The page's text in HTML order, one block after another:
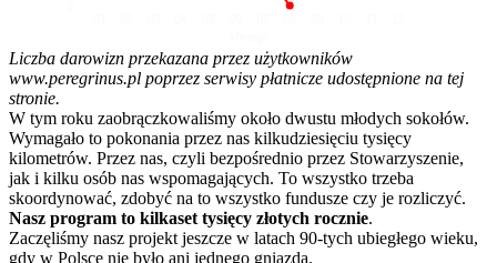
Liczba darowizn przekazana przez użytkowników
www.peregrinus.pl poprzez serwisy płatnicze udostępnione na tej
stronie.
W tym roku zaobrączkowaliśmy około dwustu młodych sokołów.
Wymagało to pokonania przez nas kilkudziesięciu tysięcy
kilometrów. Przez nas, czyli bezpośrednio przez Stowarzyszenie,
jak i kilku osób nas wspomagających. To wszystko trzeba
skoordynować, zdobyć na to wszystko fundusze czy je rozliczyć.
Nasz program to kilkaset tysięcy złotych rocznie.
Zaczęliśmy nasz projekt jeszcze w latach 90-tych ubiegłego wieku,
gdy w Polsce nie było ani jednego gniazda.